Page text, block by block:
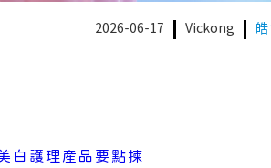
2026-06-17 Vickong
白護理産品要點揀